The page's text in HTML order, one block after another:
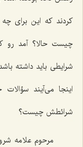
کردند که این برای
چیست حالا؟ آمد رو
شرایطی باید داشته
اینجا می‌آیند
شرائطش چیست؟
مرحوم علامه